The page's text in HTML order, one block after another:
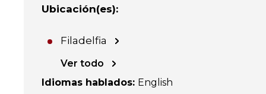
Ubicación(es):
Filadelfia
Ver todo
Idiomas hablados: English